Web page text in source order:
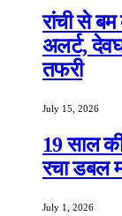
रांची से
अलर्ट,
तफरी
July 15, 2026
19 साल
रचा डबल
July 1, 2026